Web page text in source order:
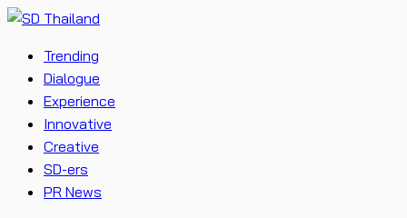
Trending
Dialogue
Experience
Innovative
Creative
SD-ers
PR News